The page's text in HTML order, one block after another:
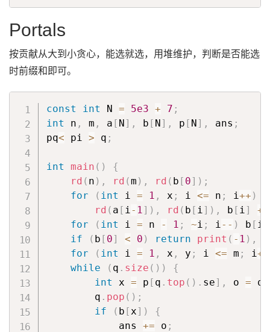
Portals
按贡献从大到小贪心，能选就选，用堆维护，判断是否能选
时前缀和即可。
const int N = 5e3 + 7 ;
int n , m , a [ N] , b [ N] , p [ N] , ans ;
pq< pi > q ;
int main ( )
{
rd ( n ) , rd (m ) , rd ( b [ 0] ) ;
for
( int i = 1 , x ; i <= n ; i++ )
rd ( a [ i- 1] ) , rd ( b [ i] ) , b [ i] +=
for
( int i = n - 1 ; ~i ; i-- ) b [ i
if
( b [ 0] < 0 ) return print ( - 1 ) ,
for
( int i = 1 , x , y ; i <= m ; i++
while
( q . size ( ) )
{
int x = p [ q . top ( ) . se] , o = q
        q
. pop ( ) ;
if
( b [x] )
{
            ans
+= o ;